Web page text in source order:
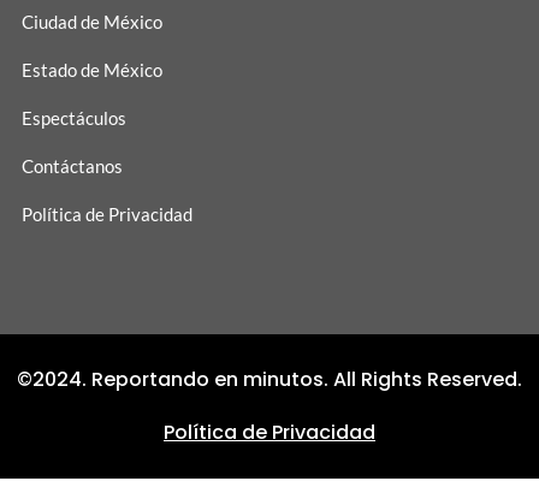
Ciudad de México
Estado de México
Espectáculos
Contáctanos
Política de Privacidad
©2024. Reportando en minutos. All Rights Reserved.
Política de Privacidad